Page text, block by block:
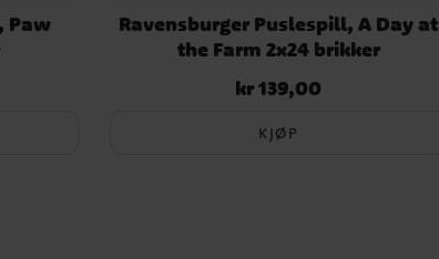
Paw
Ravensburger Puslespill, A Day at
the Farm 2x24 brikker
Pris :kr 139,00
kr 139,00
KJØP